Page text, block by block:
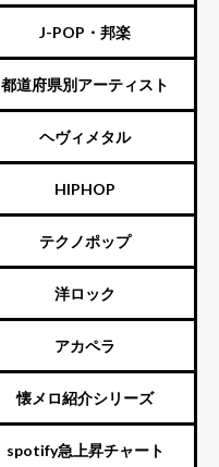
J-POP・邦楽
都道府県別アーティスト
ヘヴィメタル
HIPHOP
テクノポップ
洋ロック
アカペラ
懐メロ紹介シリーズ
spotify急上昇チャート